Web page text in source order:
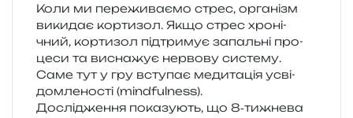
Коли ми пере­жи­ва­є­мо стрес, орга­нізм
вики­дає кор­ти­зол. Якщо стрес хро­ні­
чний, кор­ти­зол під­три­мує запаль­ні про­
це­си та висна­жує нер­во­ву систе­му.
Саме тут у гру всту­пає меди­та­ція усві­
дом­ле­но­сті (mindfulness).
Дослідження пока­зу­ють, що 8‑тижнева